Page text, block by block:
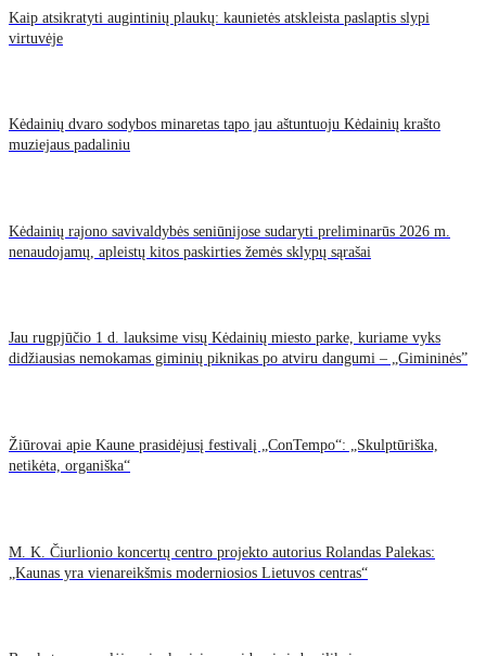
Kaip atsikratyti augintinių plaukų: kaunietės atskleista paslaptis slypi
virtuvėje
Kėdainių dvaro sodybos minaretas tapo jau aštuntuoju Kėdainių krašto
muziejaus padaliniu
Kėdainių rajono savivaldybės seniūnijose sudaryti preliminarūs 2026 m.
nenaudojamų, apleistų kitos paskirties žemės sklypų sąrašai
Jau rugpjūčio 1 d. lauksime visų Kėdainių miesto parke, kuriame vyks
didžiausias nemokamas giminių piknikas po atviru dangumi – „Gimininės”
Žiūrovai apie Kaune prasidėjusį festivalį „ConTempo“: „Skulptūriška,
netikėta, organiška“
M. K. Čiurlionio koncertų centro projekto autorius Rolandas Palekas:
„Kaunas yra vienareikšmis moderniosios Lietuvos centras“